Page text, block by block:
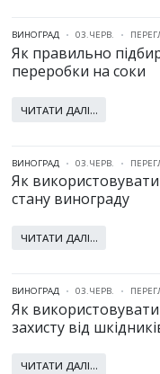
ВИНОГРАД 03.ЧЕРВ.
Як правильно
переробки на соки
ЧИТАТИ ДАЛІ...
ВИНОГРАД 03.ЧЕРВ.
Як використовувати
стану винограду
ЧИТАТИ ДАЛІ...
ВИНОГРАД 03.ЧЕРВ.
Як використовувати
захисту від
ЧИТАТИ ДАЛІ...